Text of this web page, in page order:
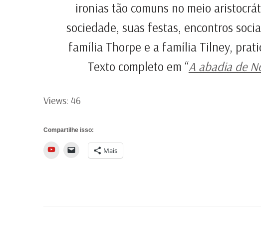
ironias tão comuns no meio
sociedade, suas festas, encontros
família Thorpe e a família Tilney,
Texto completo em “A abadia de
Views: 46
Compartilhe isso:
YouTube Mais